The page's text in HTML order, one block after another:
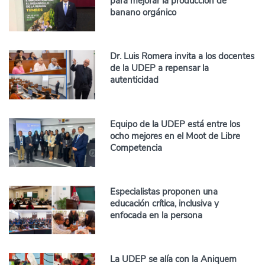
banano orgánico
Dr. Luis Romera invita a los docentes
de la UDEP a repensar la
autenticidad
Equipo de la UDEP está entre los
ocho mejores en el Moot de Libre
Competencia
Especialistas proponen una
educación crítica, inclusiva y
enfocada en la persona
La UDEP se alía con la Aniquem